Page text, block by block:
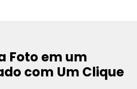
Foto em um
com Um Clique